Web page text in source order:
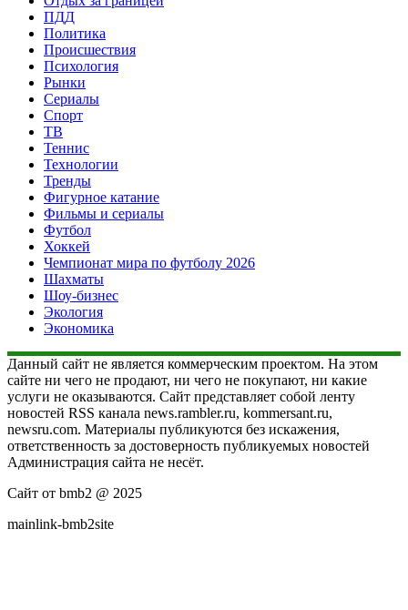
ПДД
Политика
Происшествия
Психология
Рынки
Сериалы
Спорт
ТВ
Теннис
Технологии
Тренды
Фигурное катание
Фильмы и сериалы
Футбол
Хоккей
Чемпионат мира по футболу 2026
Шахматы
Шоу-бизнес
Экология
Экономика
Данный сайт не является коммерческим проектом. На этом
сайте ни чего не продают, ни чего не покупают, ни какие
услуги не оказываются. Сайт представляет собой ленту
новостей RSS канала news.rambler.ru, kommersant.ru,
newsru.com. Материалы публикуются без искажения,
ответственность за достоверность публикуемых новостей
Администрация сайта не несёт.
Сайт от bmb2 @ 2025
mainlink-bmb2site